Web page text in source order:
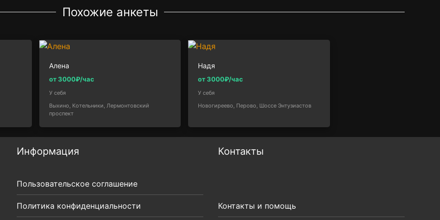
Похожие анкеты
Алена
от 3000₽/час
У себя
Выхино, Котельники, Лермонтовский
проспект
Надя
от 3000₽/час
У себя
Новогиреево, Перово, Шоссе Энтузиастов
Информация
Пользовательское соглашение
Политика конфиденциальности
Контакты
Контакты и помощь